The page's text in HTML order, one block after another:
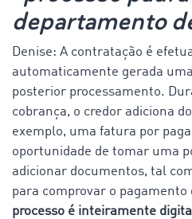
departamento
Denise: A contratação é
automaticamente gerada
posterior processamento.
cobrança, o credor adiciona
exemplo, uma fatura por
oportunidade de tomar uma
adicionar documentos, tal
para comprovar o pagamento
processo é inteiramente